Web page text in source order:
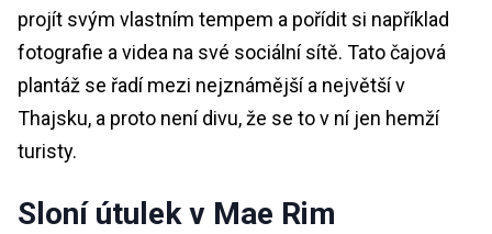
projít svým vlastním tempem a pořídit si například
fotografie a videa na své sociální sítě. Tato čajová
plantáž se řadí mezi nejznámější a největší v
Thajsku, a proto není divu, že se to v ní jen hemží
turisty.
Sloní útulek v Mae Rim